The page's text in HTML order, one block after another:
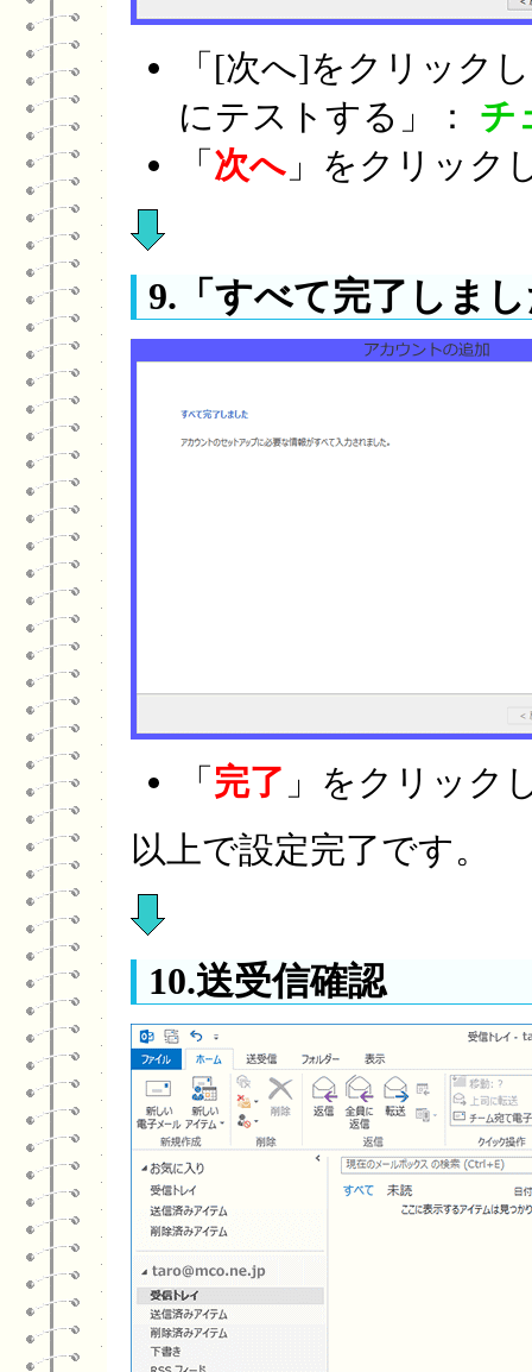
「[次へ]をクリック
にテストする」： チ
「 次へ 」をクリック
9.「すべて完了しま
「 完了 」をクリック
以上で設定完了です。
10.送受信確認